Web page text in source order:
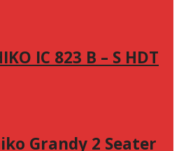
IC 823 B – S HDT
Grandy 2 Seater